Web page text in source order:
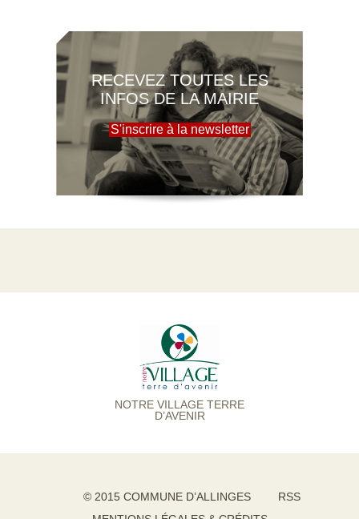
RECEVEZ TOUTES LES
INFOS DE LA MAIRIE
S'inscrire à la newsletter
NOTRE VILLAGE TERRE
D’AVENIR
© 2015 COMMUNE D’ALLINGES
RSS